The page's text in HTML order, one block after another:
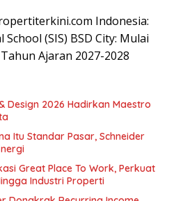
Indonesia:
(SIS) BSD City: Mulai
Ajaran 2027-2028
Design 2026 Hadirkan Maestro
Itu Standar Pasar, Schneider
Great Place To Work, Perkuat
Industri Properti